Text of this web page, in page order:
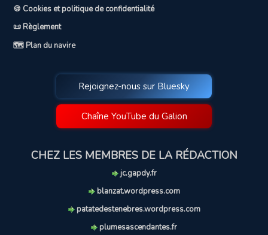
🍪 Cookies et politique de confidentialité
📜 Règlement
🗺️ Plan du navire
Rejoignez-nous sur Bluesky
Chaîne YouTube du Galion
CHEZ LES MEMBRES DE LA RÉDACTION
jc.gapdy.fr
blanzat.wordpress.com
patatedestenebres.wordpress.com
plumesascendantes.fr